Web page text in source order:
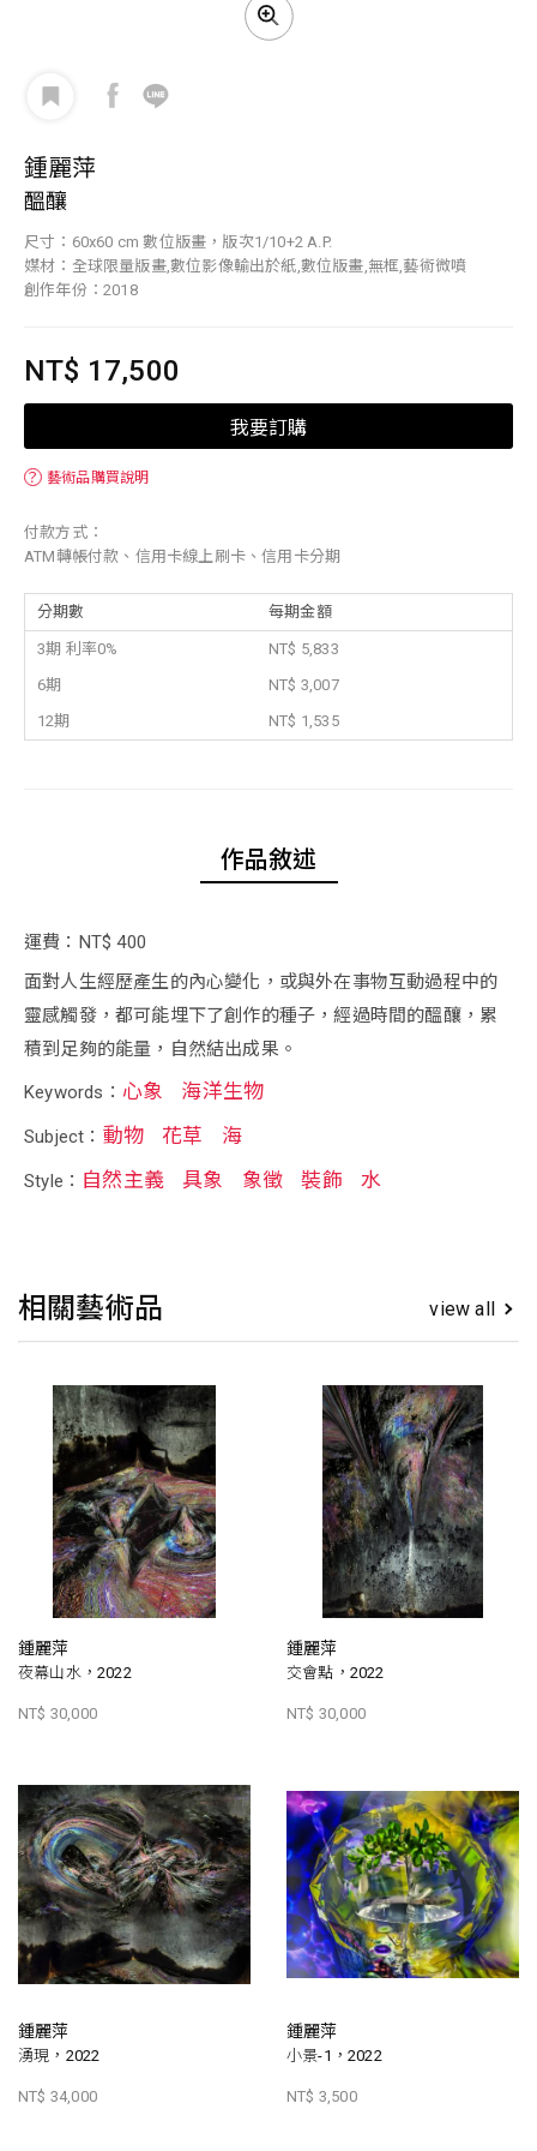
鍾麗萍
醞釀
尺寸：60x60 cm 數位版畫，版次1/10+2 A.P.
媒材：全球限量版畫,數位影像輸出於紙,數位版畫,無框,藝術微噴
創作年份：2018
NT$ 17,500
我要訂購
？ 藝術品購買說明
付款方式：
ATM轉帳付款、信用卡線上刷卡、信用卡分期
分期數 每期金額
3期 利率0%
NT$ 5,833
6期
NT$ 3,007
12期
NT$ 1,535
作品敘述
運費：NT$ 400
面對人生經歷產生的內心變化，或與外在事物互動過程中的
靈感觸發，都可能埋下了創作的種子，經過時間的醞釀，累
積到足夠的能量，自然結出成果。
Keywords： 心象 海洋生物
Subject： 動物 花草 海
Style： 自然主義 具象 象徵 裝飾 水
相關藝術品 view all
鍾麗萍
夜幕山水，2022
NT$ 30,000
鍾麗萍
交會點，2022
NT$ 30,000
鍾麗萍
湧現，2022
NT$ 34,000
鍾麗萍
小景-1，2022
NT$ 3,500